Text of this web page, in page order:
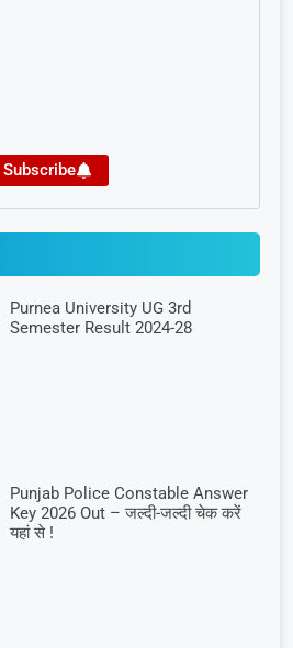
Subscribe
Purnea University UG 3rd
Semester Result 2024-28
Punjab Police Constable Answer
Key 2026 Out – जल्दी-जल्दी चेक करें
यहां से !